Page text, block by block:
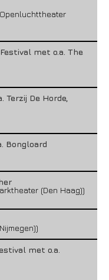
met o.a. The
Terzij De Horde,
Bongloard
(Den Haag))
met o.a.